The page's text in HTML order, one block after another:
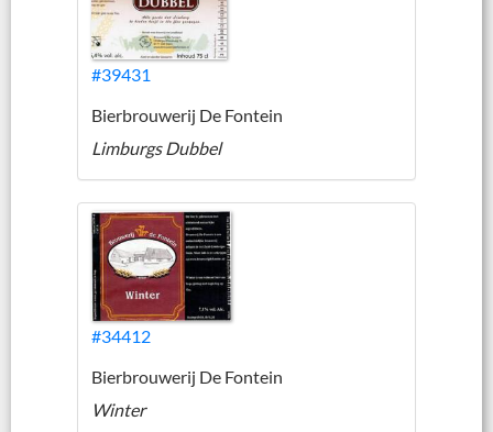
#39431
Bierbrouwerij De Fontein
Limburgs Dubbel
#34412
Bierbrouwerij De Fontein
Winter